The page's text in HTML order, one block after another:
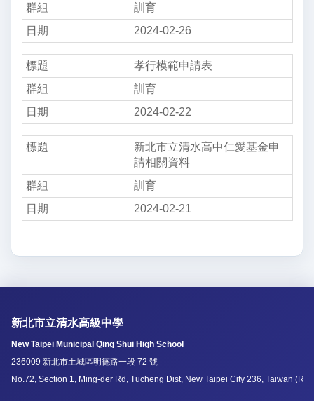
訓育
2024-02-26
孝行模範申請表
訓育
2024-02-22
新北市立清水高中仁愛基金申
請相關資料
訓育
2024-02-21
新北市立清水高級中學
New Taipei Municipal Qing Shui High School
236009 新北市土城區明德路一段 72 號
No.72, Section 1, Ming-der Rd, Tucheng Dist, New Taipei City 236, Taiwan